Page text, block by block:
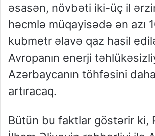
əsasən, növbəti iki-üç il
həcmlə müqayisədə ən azı
kubmetr əlavə qaz hasil
Avropanın enerji
Azərbaycanın töhfəsini
artıracaq.
Bütün bu faktlar göstərir ki,